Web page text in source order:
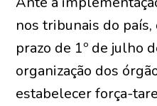
nos tribunais do
prazo de 1º de julho
organização dos
estabelecer força-